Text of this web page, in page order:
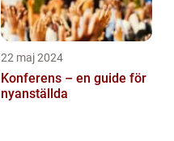
22 maj 2024
Konferens – en guide för
nyanställda